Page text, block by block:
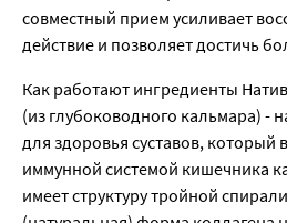
совместный прием усиливает
действие и позволяет достичь
Как работают ингредиенты
(из глубоководного кальмара) -
для здоровья суставов, который
иммунной системой кишечника
имеет структуру тройной